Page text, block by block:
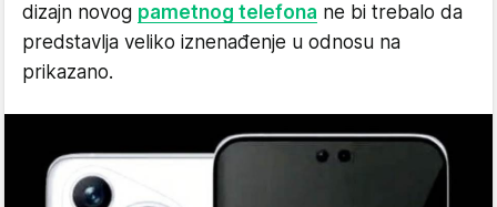
dizajn novog pametnog telefona ne bi trebalo da
predstavlja veliko iznenađenje u odnosu na
prikazano.